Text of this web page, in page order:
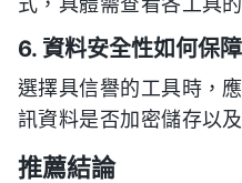
式，具體需查看各工具
6. 資料安全性如何保
選擇具信譽的工具時，
訊資料是否加密儲存以
推薦結論